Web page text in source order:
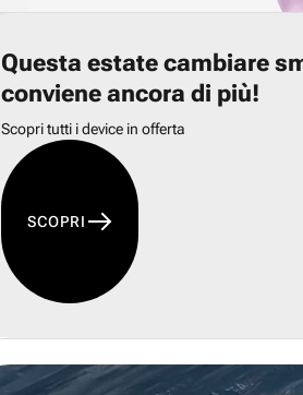
Questa estate cambiare
conviene ancora di più!
Scopri tutti i device in offerta
SCOPRI